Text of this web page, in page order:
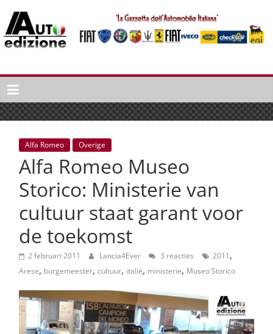
naar
inhoud
Auto
Edizione
La
Gazetta
dell'Automobile
Italiana
Italiaans
autonieuws
lifestyle
Alfa Romeo Overige
Alfa Romeo Museo
Storico: Ministerie van
cultuur staat garant voor
de toekomst
2 februari 2011 Lancia4Ever 3 reacties 2011,
Arese, burgemeester, cultuur, italië, ministerie, Museo Storico